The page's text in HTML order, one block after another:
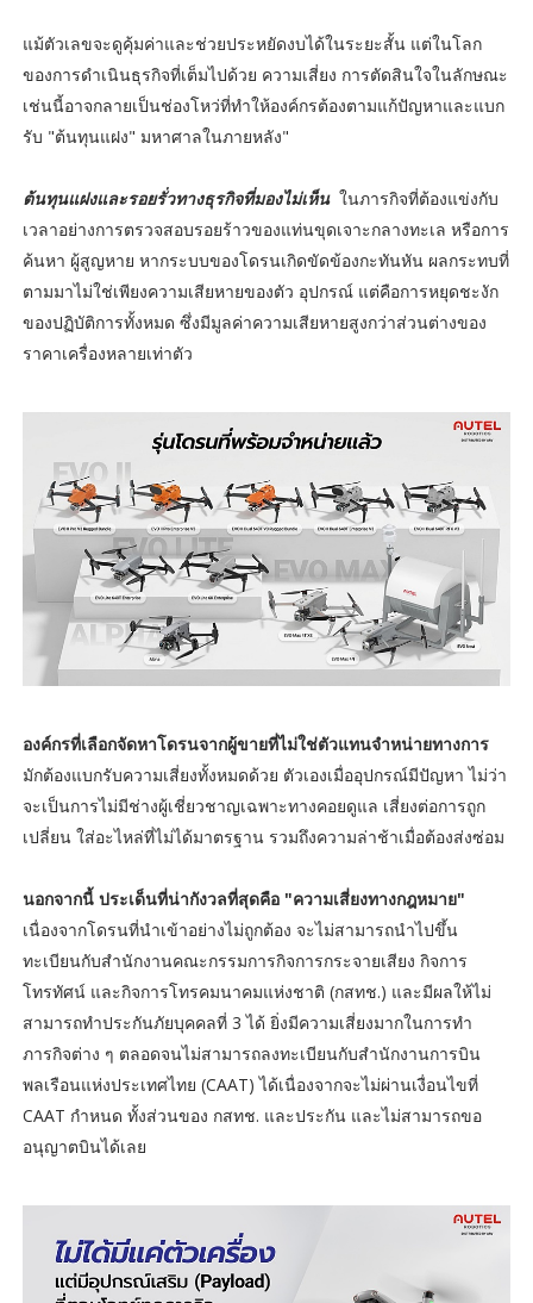
แม้ตัวเลขจะดูคุ้มค่าและช่วยประหยัดงบได้ในระยะสั้น แต่ในโลก
ของการดำเนินธุรกิจที่เต็มไปด้วย ความเสี่ยง การตัดสินใจในลักษณะ
เช่นนี้อาจกลายเป็นช่องโหว่ที่ทำให้องค์กรต้องตามแก้ปัญหาและแบก
รับ "ต้นทุนแฝง" มหาศาลในภายหลัง"
ต้นทุนแฝงและรอยรั่วทางธุรกิจที่มองไม่เห็น ในภารกิจที่ต้องแข่งกับ
เวลาอย่างการตรวจสอบรอยร้าวของแท่นขุดเจาะกลางทะเล หรือการ
ค้นหา ผู้สูญหาย หากระบบของโดรนเกิดขัดข้องกะทันหัน ผลกระทบที่
ตามมาไม่ใช่เพียงความเสียหายของตัว อุปกรณ์ แต่คือการหยุดชะงัก
ของปฏิบัติการทั้งหมด ซึ่งมีมูลค่าความเสียหายสูงกว่าส่วนต่างของ
ราคาเครื่องหลายเท่าตัว
องค์กรที่เลือกจัดหาโดรนจากผู้ขายที่ไม่ใช่ตัวแทนจำหน่ายทางการ
มักต้องแบกรับความเสี่ยงทั้งหมดด้วย ตัวเองเมื่ออุปกรณ์มีปัญหา ไม่ว่า
จะเป็นการไม่มีช่างผู้เชี่ยวชาญเฉพาะทางคอยดูแล เสี่ยงต่อการถูก
เปลี่ยน ใส่อะไหล่ที่ไม่ได้มาตรฐาน รวมถึงความล่าช้าเมื่อต้องส่งซ่อม
นอกจากนี้ ประเด็นที่น่ากังวลที่สุดคือ "ความเสี่ยงทางกฎหมาย"
เนื่องจากโดรนที่นำเข้าอย่างไม่ถูกต้อง จะไม่สามารถนำไปขึ้น
ทะเบียนกับสำนักงานคณะกรรมการกิจการกระจายเสียง กิจการ
โทรทัศน์ และกิจการโทรคมนาคมแห่งชาติ (กสทช.) และมีผลให้ไม่
สามารถทำประกันภัยบุคคลที่ 3 ได้ ยิ่งมีความเสี่ยงมากในการทำ
ภารกิจต่าง ๆ ตลอดจนไม่สามารถลงทะเบียนกับสำนักงานการบิน
พลเรือนแห่งประเทศไทย (CAAT) ได้เนื่องจากจะไม่ผ่านเงื่อนไขที่
CAAT กำหนด ทั้งส่วนของ กสทช. และประกัน และไม่สามารถขอ
อนุญาตบินได้เลย